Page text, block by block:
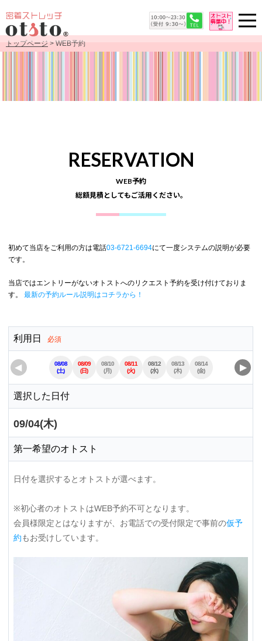
トップページ > WEB予約
RESERVATION
WEB予約
総額見積としてもご活用ください。
初めて当店をご利用の方は電話03-6721-6694にて一度システムの説明が必要
です。
当店ではエントリーがないオトストへのリクエスト予約を受け付けておりま
す。
最新の予約ルール説明はコチラから！
利用日 必須
◀
08/08
(土)
08/09
(日)
08/10
(月)
08/11
(火)
08/12
(水)
08/13
(木)
08/14
(金)
08/16
(日)
▶
選択した日付
09/04(木)
第一希望のオトスト
日付を選択するとオトストが選べます。
※初心者のオトストはWEB予約不可となります。
会員様限定とはなりますが、お電話での受付限定で事前の仮予
約もお受けしています。